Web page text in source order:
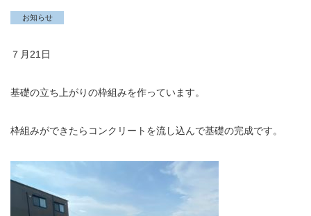
お知らせ
７月21日
基礎の立ち上がりの枠組みを作っています。
枠組みができたらコンクリートを流し込んで基礎の完成です。